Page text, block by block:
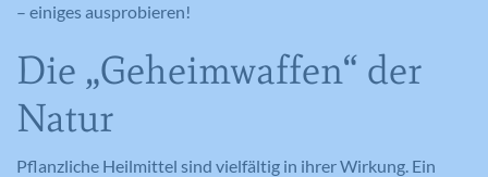
– einiges ausprobieren!
Die „Geheimwaffen“ der
Natur
Pflanzliche Heilmittel sind vielfältig in ihrer Wirkung. Ein